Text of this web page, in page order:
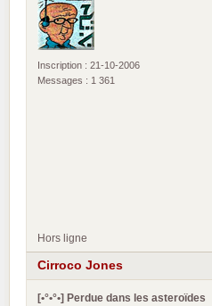
Inscription : 21-10-2006
Messages : 1 361
Hors ligne
Cirroco Jones
[•°•°•] Perdue dans les asteroïdes